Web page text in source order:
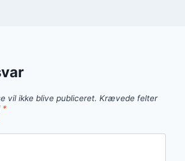
vil ikke blive publiceret. Krævede felter
*